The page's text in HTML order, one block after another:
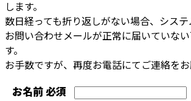
します。
数日経っても折り返しがない場合、シス
お問い合わせメールが正常に届いていな
す。
お手数ですが、再度お電話にてご連絡をお
お名前必須